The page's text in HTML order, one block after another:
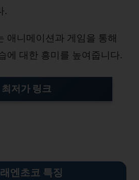
.
애니메이션과 게임을 통해
에 대한 흥미를 높여줍니다.
최저가 링크
엔초코 특징